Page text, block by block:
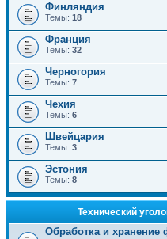
Финляндия
Темы: 18
Франция
Темы: 32
Черногория
Темы: 7
Чехия
Темы: 6
Швейцария
Темы: 3
Эстония
Темы: 8
Технический
Обработка и хранение